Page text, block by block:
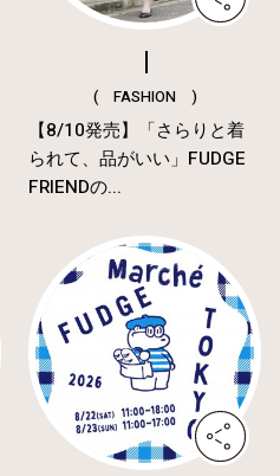
( FASHION )
【8/10発売】「さらりと着
られて、品がいい」FUDGE
FRIENDの...